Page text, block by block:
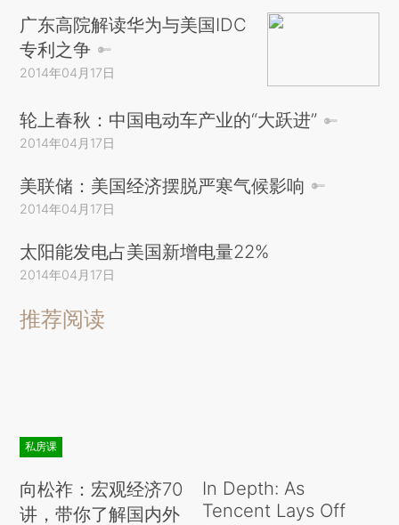
广东高院解读华为与美国IDC
专利之争
2014年04月17日
轮上春秋：中国电动车产业的“大跃进”
2014年04月17日
美联储：美国经济摆脱严寒气候影响
2014年04月17日
太阳能发电占美国新增电量22%
2014年04月17日
推荐阅读
私房课
向松祚：宏观经济70
讲，带你了解国内外
In Depth: As
Tencent Lays Off